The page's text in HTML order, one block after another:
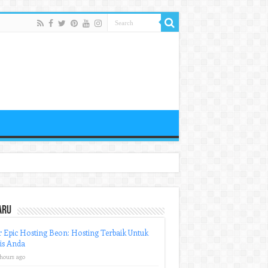
Epic Hosting Beon: Hosting Terbaik Untuk
Anda
ago